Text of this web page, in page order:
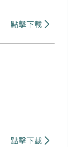
點擊下載
點擊下載